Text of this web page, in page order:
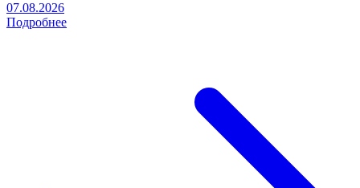
07.08.2026
Подробнее